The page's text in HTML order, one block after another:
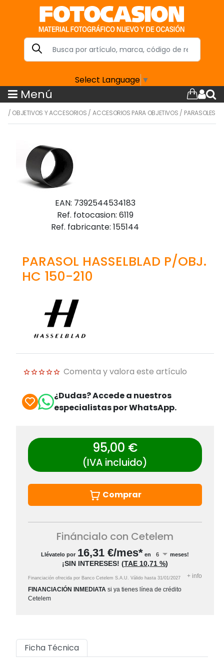
Select Language ▼
Menú
/ OBJETIVOS Y ACCESORIOS /ACCESORIOS PARA OBJETIVOS / PARASOLES
EAN: 7392544534183
Ref. fotocasion: 6119
Ref. fabricante: 155144
PARASOL HASSELBLAD P/OBJ.
HC 150-210
Comenta y valora este artículo
¿Dudas? Accede a nuestros
especialistas por WhatsApp.
95,00 €
(IVA incluido)
Comprar
Fináncialo con Cetelem
Llévatelo por 16,31 €/mes* en meses!
¡SIN INTERESES! (TAE 10,71 %)
Financiación ofrecida por Banco Cetelem S.A.U. Válido hasta 31/01/2027 + info
FINANCIACIÓN INMEDIATA si ya tienes línea de crédito
Cetelem
Ficha Técnica